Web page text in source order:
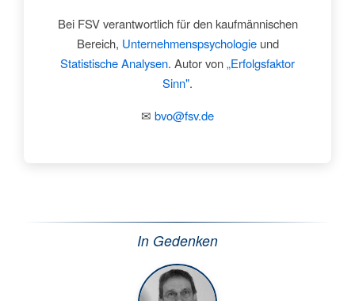
Bei FSV verantwortlich für den kaufmännischen
Bereich, Unternehmenspsychologieund
Statistische Analysen. Autor von„Erfolgsfaktor
Sinn".
✉ bvo@fsv.de
In Gedenken